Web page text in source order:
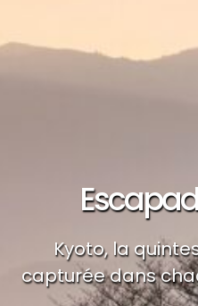
Kyoto, la
capturée dans